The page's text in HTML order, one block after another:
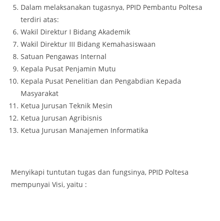
Dalam melaksanakan tugasnya, PPID Pembantu Poltesa
terdiri atas:
Wakil Direktur I Bidang Akademik
Wakil Direktur III Bidang Kemahasiswaan
Satuan Pengawas Internal
Kepala Pusat Penjamin Mutu
Kepala Pusat Penelitian dan Pengabdian Kepada
Masyarakat
Ketua Jurusan Teknik Mesin
Ketua Jurusan Agribisnis
Ketua Jurusan Manajemen Informatika
Menyikapi tuntutan tugas dan fungsinya, PPID Poltesa
mempunyai Visi, yaitu :